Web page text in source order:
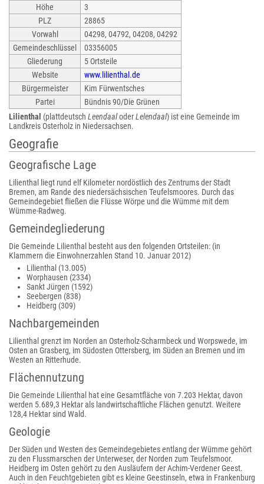
Höhe
3
PLZ
28865
Vorwahl
04298, 04792, 04208, 04292
Gemeindeschlüssel
03356005
Gliederung
5 Ortsteile
Website
www.lilienthal.de
Bürgermeister
Kim Fürwentsches
Partei
Bündnis 90/Die Grünen
Lilienthal (plattdeutsch LeendaaloderLelendaal) ist eine Gemeinde im
Landkreis Osterholz in Niedersachsen.
Geografie
Geografische Lage
Lilienthal liegt rund elf Kilometer nordöstlich des Zentrums der Stadt
Bremen, am Rande des niedersächsischen Teufelsmoores. Durch das
Gemeindegebiet fließen die Flüsse Wörpe und die Wümme mit dem
Wümme-Radweg.
Gemeindegliederung
Die Gemeinde Lilienthal besteht aus den folgenden Ortsteilen: (in
Klammern die Einwohnerzahlen Stand 10. Januar 2012)
Lilienthal (13.005)
Worphausen (2334)
Sankt Jürgen (1592)
Seebergen (838)
Heidberg (309)
Nachbargemeinden
Lilienthal grenzt im Norden an Osterholz-Scharmbeck und Worpswede, im
Osten an Grasberg, im Südosten Ottersberg, im Süden an Bremen und im
Westen an Ritterhude.
Flächennutzung
Die Gemeinde Lilienthal hat eine Gesamtfläche von 7.203 Hektar, davon
werden 5.689,3 Hektar als landwirtschaftliche Flächen genutzt. Weitere
128,4 Hektar sind Wald.
Geologie
Der Süden und Westen des Gemeindegebietes entlang der Wümme gehört
zu den Flussmarschen der Unterweser, der Norden zum Teufelsmoor.
Heidberg im Osten gehört zu den Ausläufern der Achim-Verdener Geest.
Auch in den Feuchtgebieten gibt es kleine Geestinseln, etwa in Frankenburg